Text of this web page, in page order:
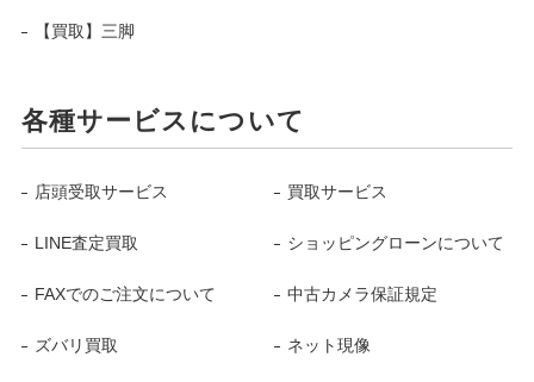
【買取】三脚
各種サービスについて
店頭受取サービス 買取サービス
LINE査定買取 ショッピングローンについて
FAXでのご注文について 中古カメラ保証規定
ズバリ買取 ネット現像